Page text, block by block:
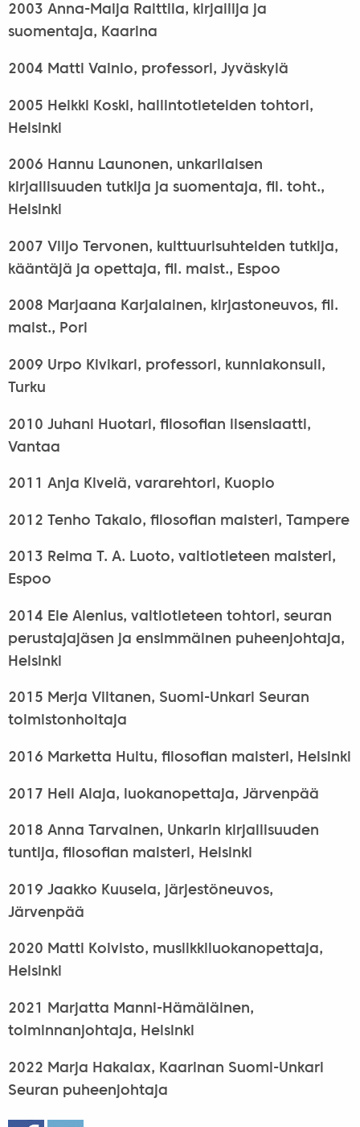
2003 Anna-Maija Raittila, kirjailija ja
suomentaja, Kaarina
2004 Matti Vainio, professori, Jyväskylä
2005 Heikki Koski, hallintotieteiden tohtori,
Helsinki
2006 Hannu Launonen, unkarilaisen
kirjallisuuden tutkija ja suomentaja, fil. toht.,
Helsinki
2007 Viljo Tervonen, kulttuurisuhteiden tutkija,
kääntäjä ja opettaja, fil. maist., Espoo
2008 Marjaana Karjalainen, kirjastoneuvos, fil.
maist., Pori
2009 Urpo Kivikari, professori, kunniakonsuli,
Turku
2010 Juhani Huotari, filosofian lisensiaatti,
Vantaa
2011 Anja Kivelä, vararehtori, Kuopio
2012 Tenho Takalo, filosofian maisteri, Tampere
2013 Reima T. A. Luoto, valtiotieteen maisteri,
Espoo
2014 Ele Alenius, valtiotieteen tohtori, seuran
perustajajäsen ja ensimmäinen puheenjohtaja,
Helsinki
2015 Merja Viitanen, Suomi-Unkari Seuran
toimistonhoitaja
2016 Marketta Huitu, filosofian maisteri, Helsinki
2017 Heli Alaja, luokanopettaja, Järvenpää
2018 Anna Tarvainen, Unkarin kirjallisuuden
tuntija, filosofian maisteri, Helsinki
2019 Jaakko Kuusela, järjestöneuvos,
Järvenpää
2020 Matti Koivisto, musiikkiluokanopettaja,
Helsinki
2021 Marjatta Manni-Hämäläinen,
toiminnanjohtaja, Helsinki
2022 Marja Hakalax, Kaarinan Suomi-Unkari
Seuran puheenjohtaja